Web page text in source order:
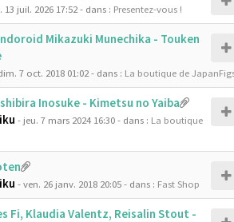
13 juil. 2026 17:52- dans : Presentez-vous !
Mikazuki Munechika - Touken
7 oct. 2018 01:02- dans : La boutique de
Inosuke - Kimetsu no Yaiba
- jeu. 7 mars 2024 16:30- dans : La boutique
- ven. 26 janv. 2018 20:05- dans : Fast Shop
Fi, Klaudia Valentz, Reisalin Stout -